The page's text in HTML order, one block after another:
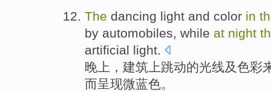
The dancing light and color in
by automobiles, while at night
artificial light.
晚上 ， 建筑 上跳动的光线及色彩
而呈现微蓝色。